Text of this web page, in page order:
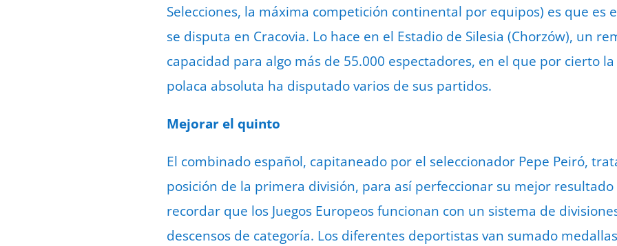
Selecciones, la máxima competición continental por equipos) es que es
se disputa en Cracovia. Lo hace en el Estadio de Silesia (Chorzów), un
capacidad para algo más de 55.000 espectadores, en el que por cierto
polaca absoluta ha disputado varios de sus partidos.
Mejorar el quinto
El combinado español, capitaneado por el seleccionador Pepe Peiró,
posición de la primera división, para así perfeccionar su mejor
recordar que los Juegos Europeos funcionan con un sistema de
descensos de categoría. Los diferentes deportistas van sumado